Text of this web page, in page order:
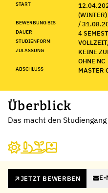
START
(WINTER)
BEWERBUNG BIS /
DAUER 4
STUDIENFORM
ZULASSUNG
KEINE
OHNE NC
ABSCHLUSS MASTER
Überblick
Das macht den
JETZT BEWERBEN E-